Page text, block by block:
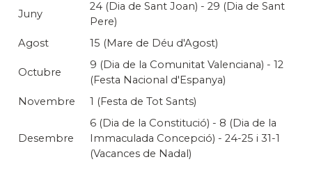
Juny
24 (Dia de Sant Joan) - 29 (Dia de Sant
Pere)
Agost
15 (Mare de Déu d'Agost)
Octubre
9 (Dia de la Comunitat Valenciana) - 12
(Festa Nacional d'Espanya)
Novembre
1 (Festa de Tot Sants)
Desembre
6 (Dia de la Constitució) - 8 (Dia de la
Immaculada Concepció) - 24-25 i 31-1
(Vacances de Nadal)